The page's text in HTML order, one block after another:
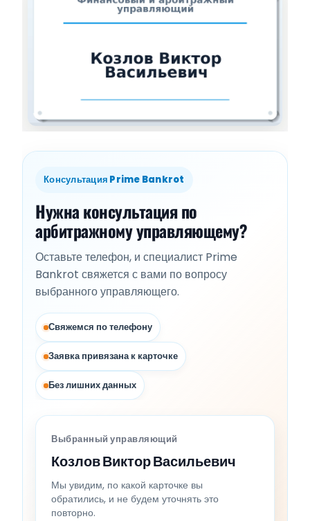
Консультация Prime Bankrot
Нужна консультация по
арбитражному управляющему?
Оставьте телефон, и специалист Prime
Bankrot свяжется с вами по вопросу
выбранного управляющего.
Свяжемся по телефону
Заявка привязана к карточке
Без лишних данных
Выбранный управляющий
Козлов Виктор Васильевич
Мы увидим, по какой карточке вы
обратились, и не будем уточнять это
повторно.